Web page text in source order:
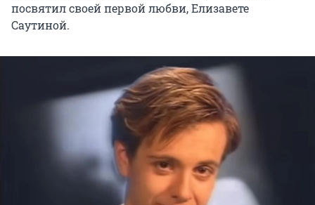
посвятил своей первой любви, Елизавете
Саутиной.